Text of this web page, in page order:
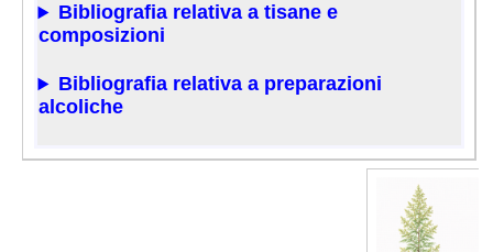
Bibliografia relativa a tisane e
composizioni
Bibliografia relativa a preparazioni
alcoliche